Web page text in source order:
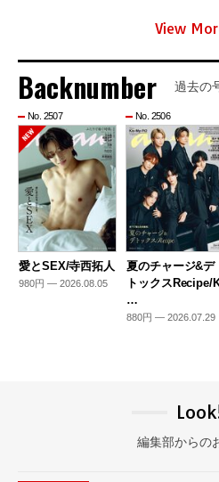
View
Backnumber 過去の
No. 2507
愛とSEX/寺西拓人
980円 — 2026.08.05
No. 2506
夏のチャージ&デ
トックスRecipe/
…
880円 — 2026.07.29
編集部からの